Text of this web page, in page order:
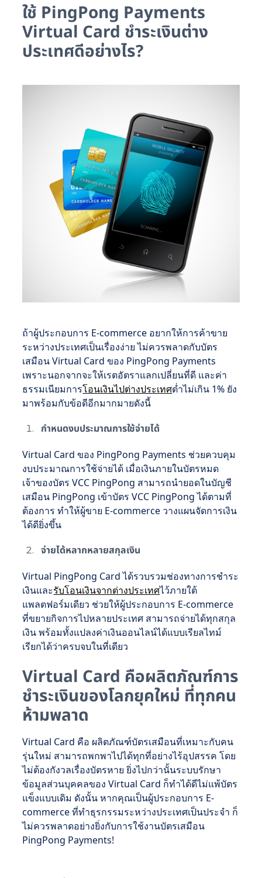
ใช้ PingPong Payments
Virtual Card ชำระเงินต่าง
ประเทศดีอย่างไร?
ถ้าผู้ประกอบการ E-commerce อยากให้การค้าขาย
ระหว่างประเทศเป็นเรื่องง่าย ไม่ควรพลาดกับบัตร
เสมือน Virtual Card ของ PingPong Payments
เพราะนอกจากจะให้เรตอัตราแลกเปลี่ยนที่ดี และค่า
ธรรมเนียมการโอนเงินไปต่างประเทศต่ำไม่เกิน 1% ยัง
มาพร้อมกับข้อดีอีกมากมายดังนี้
กำหนดงบประมาณการใช้จ่ายได้
Virtual Card ของ PingPong Payments ช่วยควบคุม
งบประมาณการใช้จ่ายได้ เมื่อเงินภายในบัตรหมด
เจ้าของบัตร VCC PingPong สามารถนำยอดในบัญชี
เสมือน PingPong เข้าบัตร VCC PingPong ได้ตามที่
ต้องการ ทำให้ผู้ขาย E-commerce วางแผนจัดการเงิน
ได้ดียิ่งขึ้น
จ่ายได้หลากหลายสกุลเงิน
Virtual PingPong Card ได้รวบรวมช่องทางการชำระ
เงินและรับโอนเงินจากต่างประเทศไว้ภายใต้
แพลตฟอร์มเดียว ช่วยให้ผู้ประกอบการ E-commerce
ที่ขยายกิจการไปหลายประเทศ สามารถจ่ายได้ทุกสกุล
เงิน พร้อมทั้งแปลงค่าเงินออนไลน์ได้แบบเรียลไทม์
เรียกได้ว่าครบจบในที่เดียว
Virtual Card คือผลิตภัณฑ์การ
ชำระเงินของโลกยุคใหม่ ที่ทุกคน
ห้ามพลาด
Virtual Card คือ ผลิตภัณฑ์บัตรเสมือนที่เหมาะกับคน
รุ่นใหม่ สามารถพกพาไปได้ทุกที่อย่างไร้อุปสรรค โดย
ไม่ต้องกังวลเรื่องบัตรหาย ยิ่งไปกว่านั้นระบบรักษา
ข้อมูลส่วนบุคคลของ Virtual Card ก็ทำได้ดีไม่แพ้บัตร
แข็งแบบเดิม ดังนั้น หากคุณเป็นผู้ประกอบการ E-
commerce ที่ทำธุรกรรมระหว่างประเทศเป็นประจำ ก็
ไม่ควรพลาดอย่างยิ่งกับการใช้งานบัตรเสมือน
PingPong Payments!